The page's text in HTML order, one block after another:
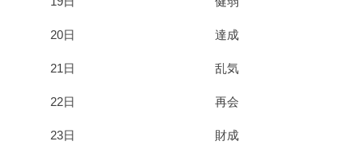
20日 達成
21日 乱気
22日 再会
23日 財成